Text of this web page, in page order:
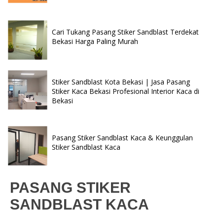
Cari Tukang Pasang Stiker Sandblast Terdekat
Bekasi Harga Paling Murah
Stiker Sandblast Kota Bekasi | Jasa Pasang
Stiker Kaca Bekasi Profesional Interior Kaca di
Bekasi
Pasang Stiker Sandblast Kaca & Keunggulan
Stiker Sandblast Kaca
PASANG STIKER
SANDBLAST KACA